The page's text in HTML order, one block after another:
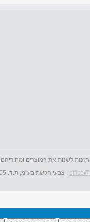
לשנות את המוצרים
| צבעי הקשת בע"מ, ת.ד. 33905, חיפה 3133801